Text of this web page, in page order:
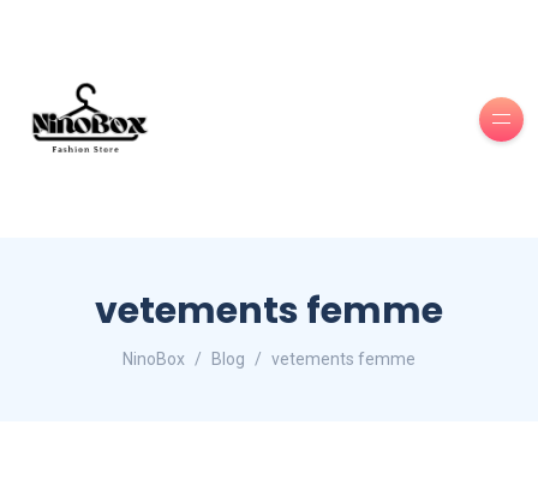
vetements femme
NinoBox Blog vetements femme